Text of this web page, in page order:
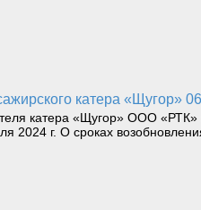
катера
катера «Щугор» ООО
2024 г. О сроках